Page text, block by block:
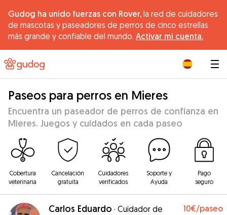
Gudog ha unido fuerzas con Rover, la red de cuidadores
de mascotas y paseadores de perros de cinco estrellas
más grande y confiable del mundo. Activar mi cuenta.
Paseos para perros en Mieres
Encuentra un paseador de perros de confianza en
Mieres. Juegos y cuidados en cada paseo
Cobertura
veterinaria
Cancelación
gratuita
Cuidadores
verificados
Soporte y
Ayuda
Pago
seguro
Carlos Eduardo · Cuidador de
10€/paseo